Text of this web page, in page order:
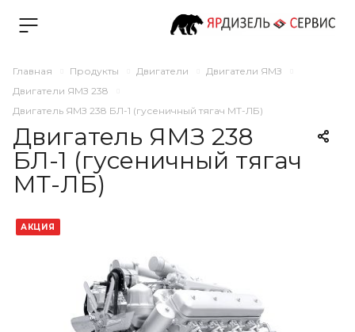
Главная Продукты Двигатели
Двигатели ЯМЗ
Двигатели ЯМЗ 238
Двигатель ЯМЗ 238 БЛ-1 (гусеничный тягач МТ-ЛБ)
Двигатель ЯМЗ 238
БЛ-1 (гусеничный тягач
МТ-ЛБ)
АКЦИЯ